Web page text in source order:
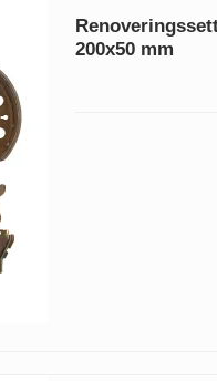
200x50 mm